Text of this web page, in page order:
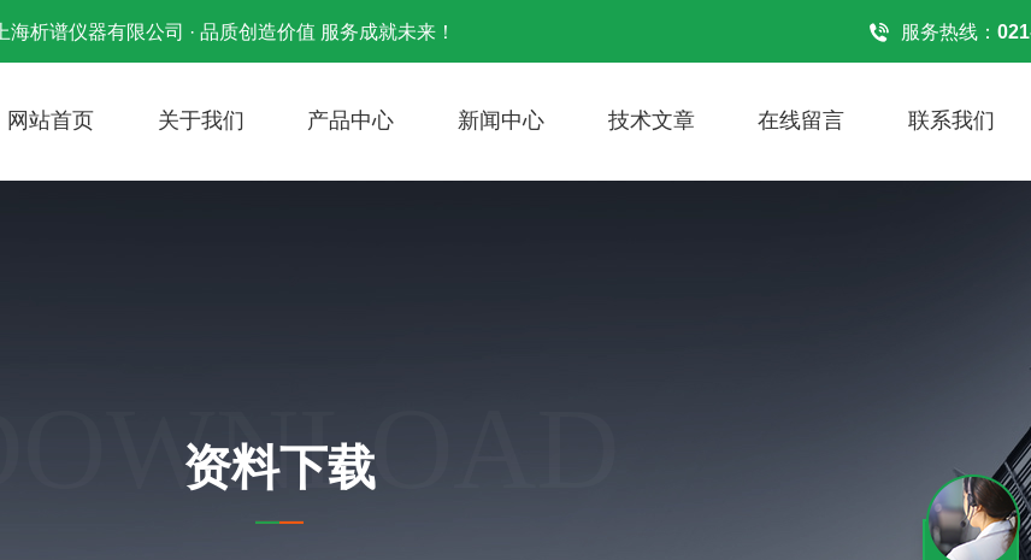
上海析谱仪器有限公司 · 品质创造价值 服务成就未来！ 服务热线：
网站首页 关于我们 产品中心 新闻中心 技术文章 在线留言 联系我们
DOWNLOAD
资料下载